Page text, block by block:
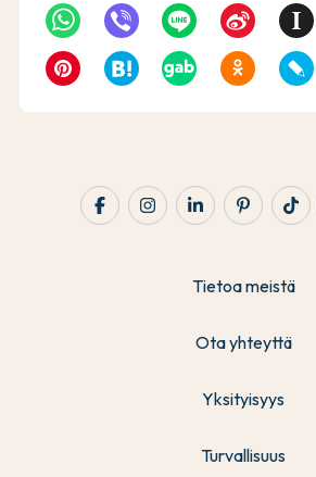
Tietoa meistä
Ota yhteyttä
Yksityisyys
Turvallisuus